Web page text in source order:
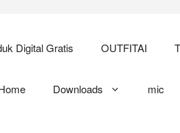
Digital Gratis OUTFITAI
Downloads mic